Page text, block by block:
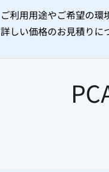
ご利用用途やご希望の環
詳しい価格のお見積りに